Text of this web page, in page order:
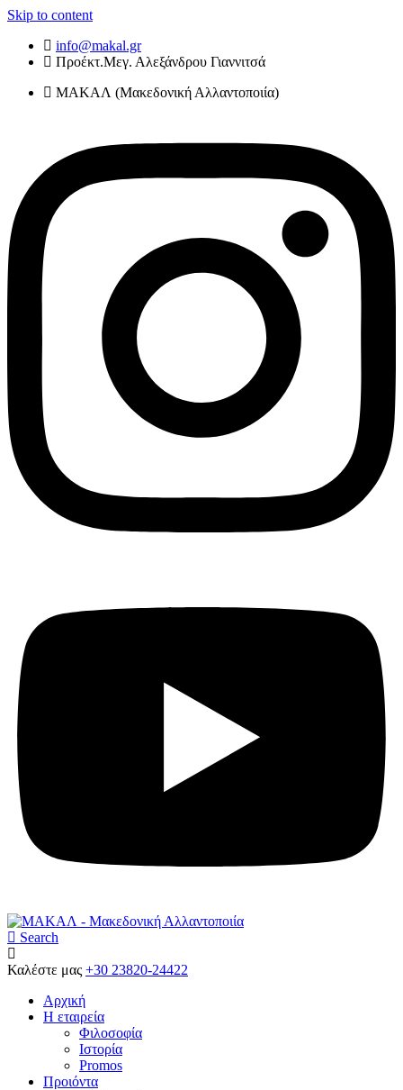
Skip to content
info@makal.gr
Προέκτ.Μεγ. Αλεξάνδρου Γιαννιτσά
ΜΑΚΑΛ (Μακεδονική Αλλαντοποιία)
Search
Καλέστε μας +30 23820-24422
Αρχική
Η εταιρεία
Φιλοσοφία
Ιστορία
Promos
Προιόντα